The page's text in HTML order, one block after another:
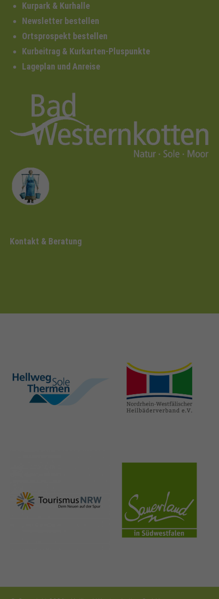
Kurpark & Kurhalle
Newsletter bestellen
Ortsprospekt bestellen
Kurbeitrag & Kurkarten-Pluspunkte
Lageplan und Anreise
Kontakt & Beratung
hellweg-sole-
thermen.de
heilbaeder.de
nrw-
tourismus.de
sauerland.co
m